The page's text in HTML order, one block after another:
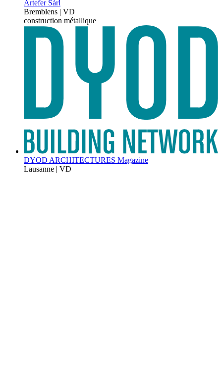
Artefer Sàrl
Bremblens | VD
construction métallique
DYOD ARCHITECTURES Magazine
Lausanne | VD